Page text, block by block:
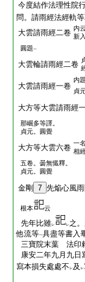
今度結作法理性院
問。請雨經法經軌
大雲請雨經二卷 内
新
圓題一
大雲輪請雨經二卷
大雲請雨經一卷
内
貞
大方等大雲請雨經
那崛多等譯。
貞元。圓覺
大方等大雲六卷 一
相
五卷。曇無懴釋。
貞元。圓覺
金剛 7 先焔心風
根本 云
先年比雖レ レ之
他流等一具盡等書入
三寶院末葉 法印
康安二年九月九日
寫本損失處處不 レ及 レ